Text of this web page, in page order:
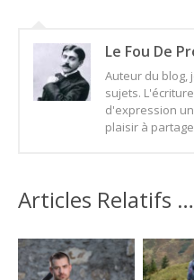
Le Fou De
Auteur du blog,
sujets.
d'expression
plaisir à
Articles Relatifs …